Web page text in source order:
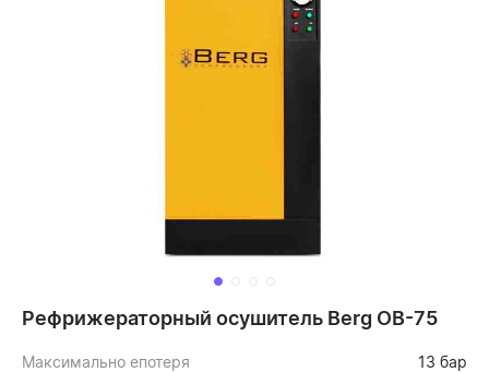
Рефрижераторный осушитель Berg OB-75
Максимально епотеря
13 бар